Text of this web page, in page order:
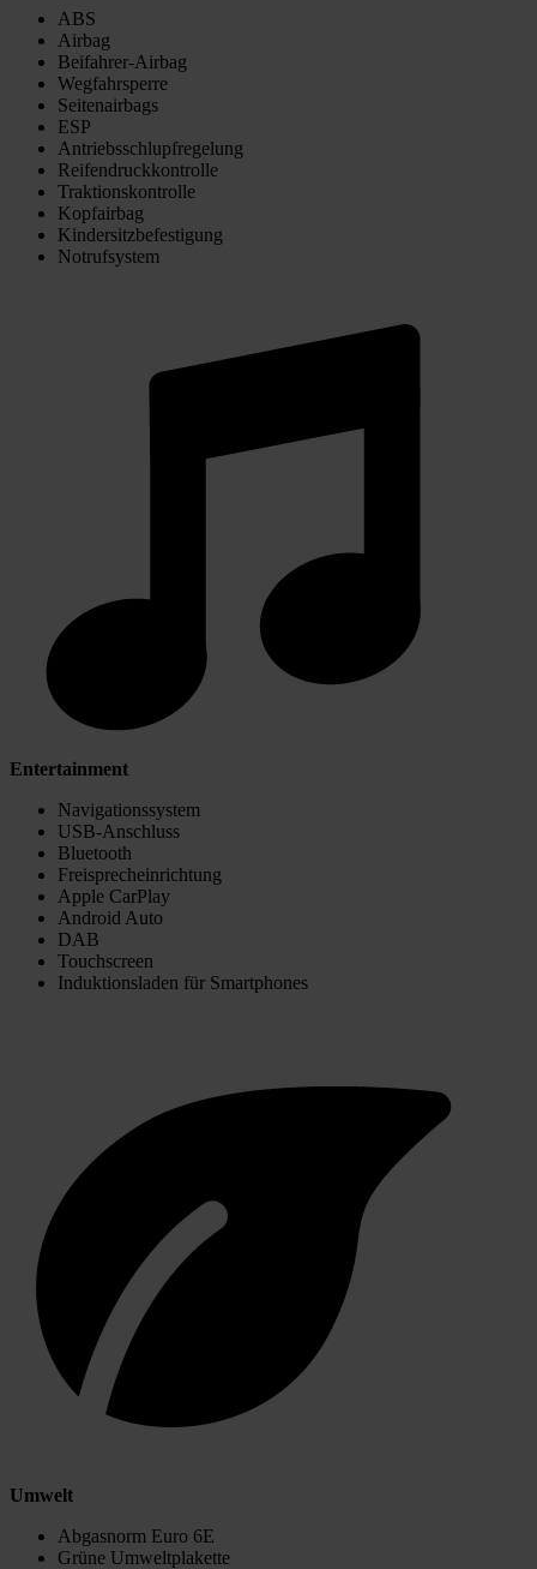
ABS
Airbag
Beifahrer-Airbag
Wegfahrsperre
Seitenairbags
ESP
Antriebsschlupfregelung
Reifendruckkontrolle
Traktionskontrolle
Kopfairbag
Kindersitzbefestigung
Notrufsystem
Entertainment
Navigationssystem
USB-Anschluss
Bluetooth
Freisprecheinrichtung
Apple CarPlay
Android Auto
DAB
Touchscreen
Induktionsladen für Smartphones
Umwelt
Abgasnorm Euro 6E
Grüne Umweltplakette